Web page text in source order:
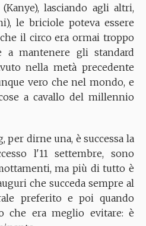
lasciando agli altri,
le briciole poteva essere
il circo era ormai troppo
a mantenere gli standard
nella metà precedente
vero che nel mondo, e
a cavallo del millennio
per dirne una, è successa la
l'11 settembre, sono
ma più di tutto è
che succeda sempre al
preferito e poi quando
che era meglio evitare: è